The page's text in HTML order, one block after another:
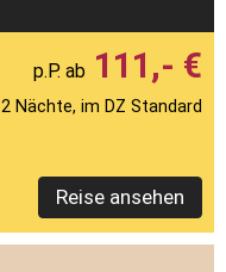
111,- €
2 Nächte, im DZ Standard
Reise ansehen